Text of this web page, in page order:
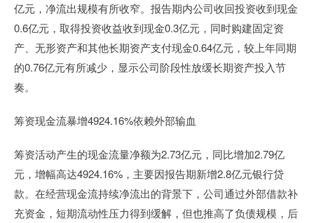
亿元，净流出规模有所收窄。报告期内公司收回投资收到现金
0.6亿元，取得投资收益收到现金0.3亿元，同时购建固定资
产、无形资产和其他长期资产支付现金0.64亿元，较上年同期
的0.76亿元有所减少，显示公司阶段性放缓长期资产投入节
奏。
筹资现金流暴增4924.16%依赖外部输血
筹资活动产生的现金流量净额为2.73亿元，同比增加2.79亿
元，增幅高达4924.16%，主要因报告期新增2.8亿元银行贷
款。在经营现金流持续净流出的背景下，公司通过外部借款补
充资金，短期流动性压力得到缓解，但也推高了负债规模，后